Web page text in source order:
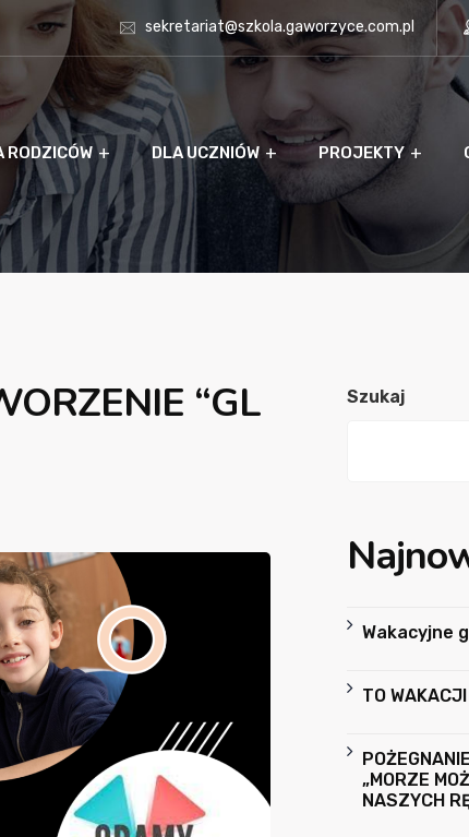
sekretariat@szkola.gaworzyce.com.pl
RODZICÓW DLA UCZNIÓW PROJEKTY
“GL
Szukaj
Wakacyjne
TO
„MORZE
NASZYCH